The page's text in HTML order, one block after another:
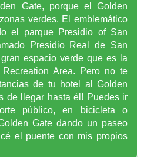
Gate, porque el Golden
verdes. El emblemático
el parque Presidio of San
Presidio Real de San
espacio verde que es la
Area. Pero no te
de tu hotel al Golden
de llegar hasta él! Puedes ir
público, en bicicleta o
Gate dando un paseo
el puente con mis propios